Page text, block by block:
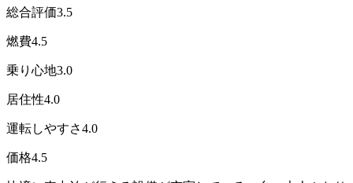
総合評価3.5
燃費4.5
乗り心地3.0
居住性4.0
運転しやすさ4.0
価格4.5